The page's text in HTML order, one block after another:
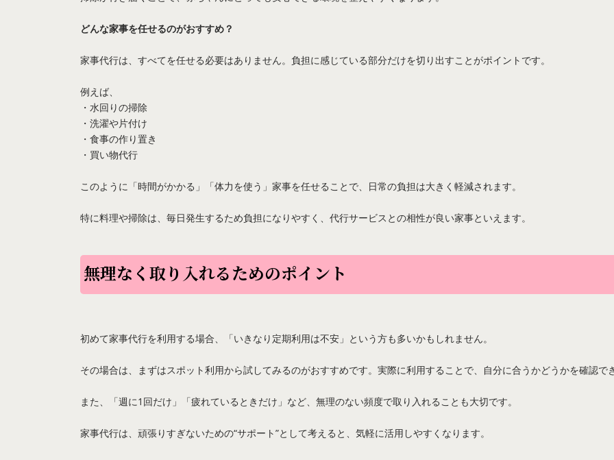
どんな家事を任せるのがおすすめ？
家事代行は、すべてを任せる必要はありません。負担に感じている部分だけを切り出すことがポイントです。
例えば、
・水回りの掃除
・洗濯や片付け
・食事の作り置き
・買い物代行
このように「時間がかかる」「体力を使う」家事を任せることで、日常の負担は大きく軽減されます。
特に料理や掃除は、毎日発生するため負担になりやすく、代行サービスとの相性が良い家事といえます。
無理なく取り入れるためのポイント
初めて家事代行を利用する場合、「いきなり定期利用は不安」という方も多いかもしれません。
その場合は、まずはスポット利用から試してみるのがおすすめです。実際に利用することで、自分に合うかどうかを確認で
また、「週に1回だけ」「疲れているときだけ」など、無理のない頻度で取り入れることも大切です。
家事代行は、頑張りすぎないための“サポート”として考えると、気軽に活用しやすくなります。